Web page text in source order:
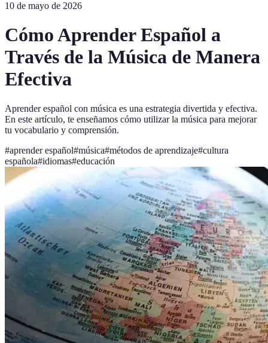
10 de mayo de 2026
Cómo Aprender Español a
Través de la Música de Manera
Efectiva
Aprender español con música es una estrategia divertida y efectiva.
En este artículo, te enseñamos cómo utilizar la música para mejorar
tu vocabulario y comprensión.
#aprender español#música#métodos de aprendizaje#cultura
española#idiomas#educación